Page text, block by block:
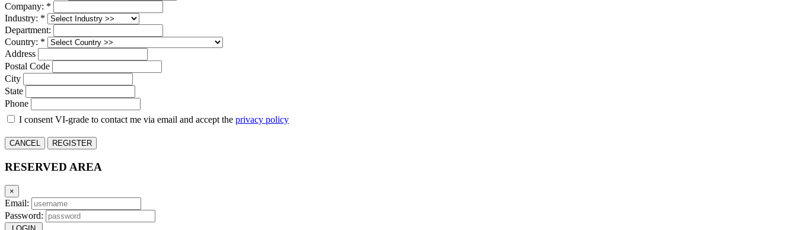
Company: *
Industry: *
Department:
Country: *
Address
Postal Code
City
State
Phone
I consent VI-grade to contact me via email and accept the privacy policy
CANCEL REGISTER
RESERVED AREA
×
Email:
Password: